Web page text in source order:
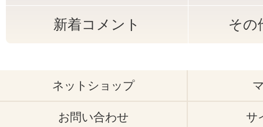
新着コメント その
ネットショップ
お問い合わせ サ